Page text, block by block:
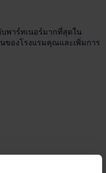
พาร์ทเนอร์มากที่สุดใน
ของโรงแรมคุณและเพิ่มการ
คาและแพ็กเกจได้ภายในไม่